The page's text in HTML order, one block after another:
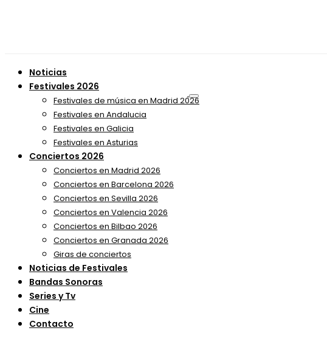
Noticias
Festivales 2026
Festivales de música en Madrid 2026
Festivales en Andalucia
Festivales en Galicia
Festivales en Asturias
Conciertos 2026
Conciertos en Madrid 2026
Conciertos en Barcelona 2026
Conciertos en Sevilla 2026
Conciertos en Valencia 2026
Conciertos en Bilbao 2026
Conciertos en Granada 2026
Giras de conciertos
Noticias de Festivales
Bandas Sonoras
Series y Tv
Cine
Contacto